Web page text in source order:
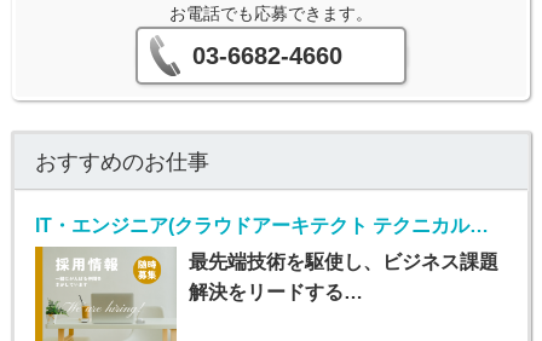
お電話でも応募できます。
03-6682-4660
おすすめのお仕事
IT・エンジニア(クラウドアーキテクト テクニカルスペシャリスト/正社員)
最先端技術を駆使し、ビジネス課題
解決をリードする…